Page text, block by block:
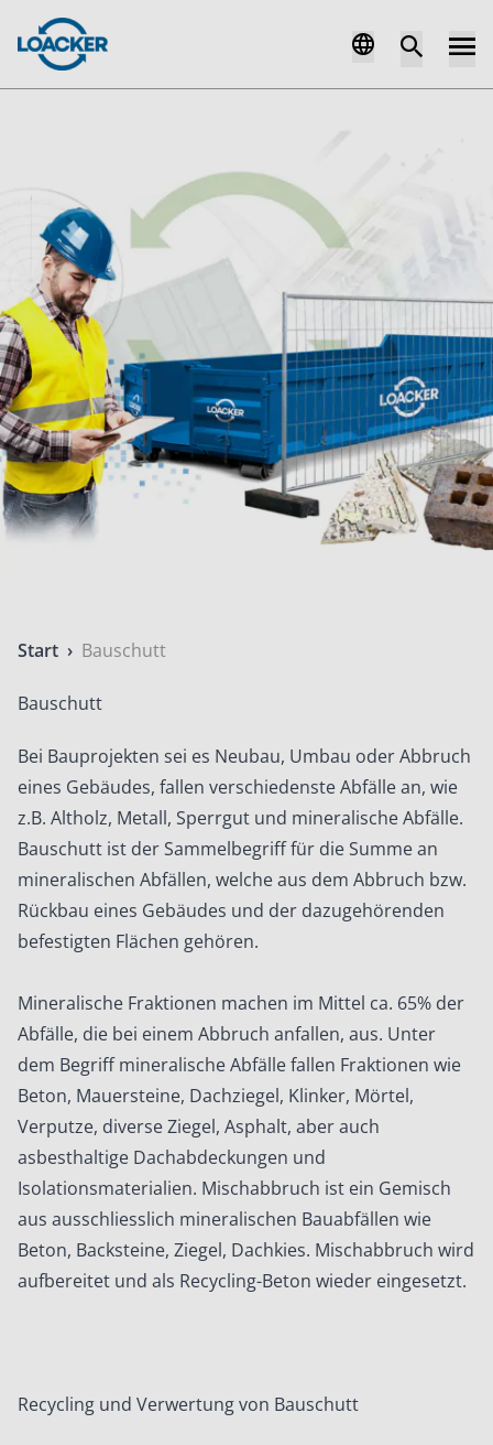
Start › Bauschutt
Bauschutt
Bei Bauprojekten sei es Neubau, Umbau oder Abbruch
eines Gebäudes, fallen verschiedenste Abfälle an, wie
z.B. Altholz, Metall, Sperrgut und mineralische Abfälle.
Bauschutt ist der Sammelbegriff für die Summe an
mineralischen Abfällen, welche aus dem Abbruch bzw.
Rückbau eines Gebäudes und der dazugehörenden
befestigten Flächen gehören.
Mineralische Fraktionen machen im Mittel ca. 65% der
Abfälle, die bei einem Abbruch anfallen, aus. Unter
dem Begriff mineralische Abfälle fallen Fraktionen wie
Beton, Mauersteine, Dachziegel, Klinker, Mörtel,
Verputze, diverse Ziegel, Asphalt, aber auch
asbesthaltige Dachabdeckungen und
Isolationsmaterialien. Mischabbruch ist ein Gemisch
aus ausschliesslich mineralischen Bauabfällen wie
Beton, Backsteine, Ziegel, Dachkies. Mischabbruch wird
aufbereitet und als Recycling-Beton wieder eingesetzt.
Recycling und Verwertung von Bauschutt